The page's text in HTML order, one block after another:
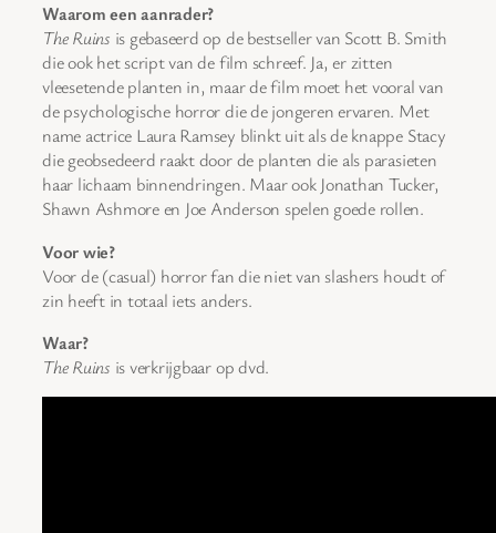
Waarom een aanrader?
The Ruins is gebaseerd op de bestseller van Scott B. Smith
die ook het script van de film schreef. Ja, er zitten
vleesetende planten in, maar de film moet het vooral van
de psychologische horror die de jongeren ervaren. Met
name actrice Laura Ramsey blinkt uit als de knappe Stacy
die geobsedeerd raakt door de planten die als parasieten
haar lichaam binnendringen. Maar ook Jonathan Tucker,
Shawn Ashmore en Joe Anderson spelen goede rollen.
Voor wie?
Voor de (casual) horror fan die niet van slashers houdt of
zin heeft in totaal iets anders.
Waar?
The Ruins is verkrijgbaar op dvd.